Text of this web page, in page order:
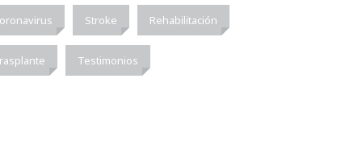
Stroke Rehabilitación
Testimonios